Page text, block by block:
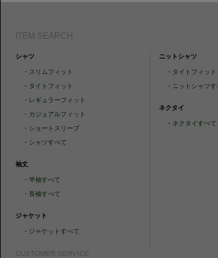
ITEM SEARCH
シャツ
・ スリムフィット
・ タイトフィット
・ レギュラーフィット
・ カジュアルフィット
・ ショートスリーブ
・ シャツすべて
袖丈
・半袖すべて
・長袖すべて
ジャケット
・ ジャケットすべて
ニットシャツ
・ タイトフィット
・ ニットシャツす
ネクタイ
・ ネクタイすべて
CUSTOMER SERVICE